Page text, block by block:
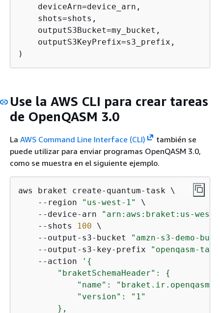
    deviceArn=device_arn,
    shots=shots,
    outputS3Bucket=my_bucket,
    outputS3KeyPrefix=s3_prefix,
)
Use la AWS CLI para crear tareas
de OpenQASM 3.0
La AWS Command Line Interface (CLI)
también se
puede utilizar para enviar programas OpenQASM 3.0,
como se muestra en el siguiente ejemplo.
aws braket create-quantum-task \
    --region
"us-west-1"
\
    --device-arn
"arn:aws:braket:us-
    --shots
100 \
    --output-s3-bucket
"amzn-s3-demo-
    --output-s3-key-prefix
"openqasm-
    --action
' {
        "braketSchemaHeader":
{
"name":
            "version": "1"
        },